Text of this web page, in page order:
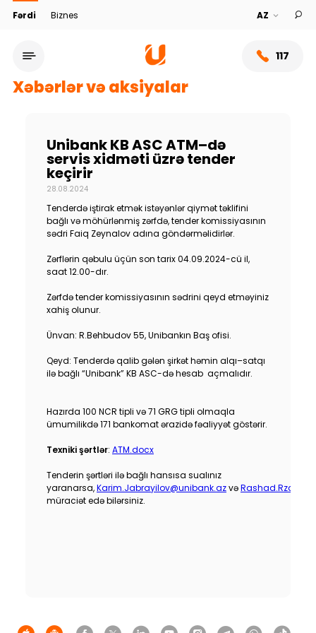
Fərdi Biznes
117
Xidmət şəbəkəsi
Bank haqqında
Dayanıqlılıq
Keşbek
Əlaqə və təkliflər
Xəbərlər və aksiyalar
Unibank KB ASC ATM–də
servis xidməti üzrə tender
keçirir
28.08.2024
Tenderdə iştirak etmək istəyənlər qiymət təklifini
bağlı və möhürlənmiş zərfdə, tender komissiyasının
sədri Faiq Zeynalov adına göndərməlidirlər.
Zərflərin qəbulu üçün son tarix 04.09.2024-cü il,
saat 12.00-dır.
Zərfdə tender komissiyasının sədrini qeyd etməyiniz
xahiş olunur.
Ünvan: R.Behbudov 55, Unibankın Baş ofisi.
Qeyd: Tenderdə qalib gələn şirkət həmin alqı–satqı
ilə bağlı “Unibank” KB ASC-də hesab açmalıdır.
Hazırda 100 NCR tipli və 71 GRG tipli olmaqla
ümumilikdə 171 bankomat ərazidə fəaliyyət göstərir.
Texniki şərtlər: ATM.docx
Tenderin şərtləri ilə bağlı hansısa sualınız
yaranarsa,Karim.Jabrayilov@unibank.azvə
müraciət edə bilərsiniz.